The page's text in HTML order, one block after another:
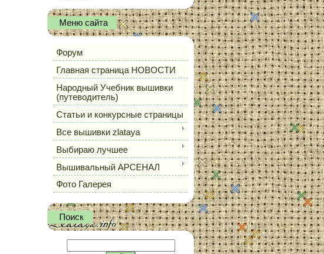
Меню сайта
Форум
Главная страница НОВОСТИ
Народный Учебник вышивки
(путеводитель)
Статьи и конкурсные страницы
Все вышивки zlataya
Выбираю лучшее
Вышивальный АРСЕНАЛ
Фото Галерея
Поиск